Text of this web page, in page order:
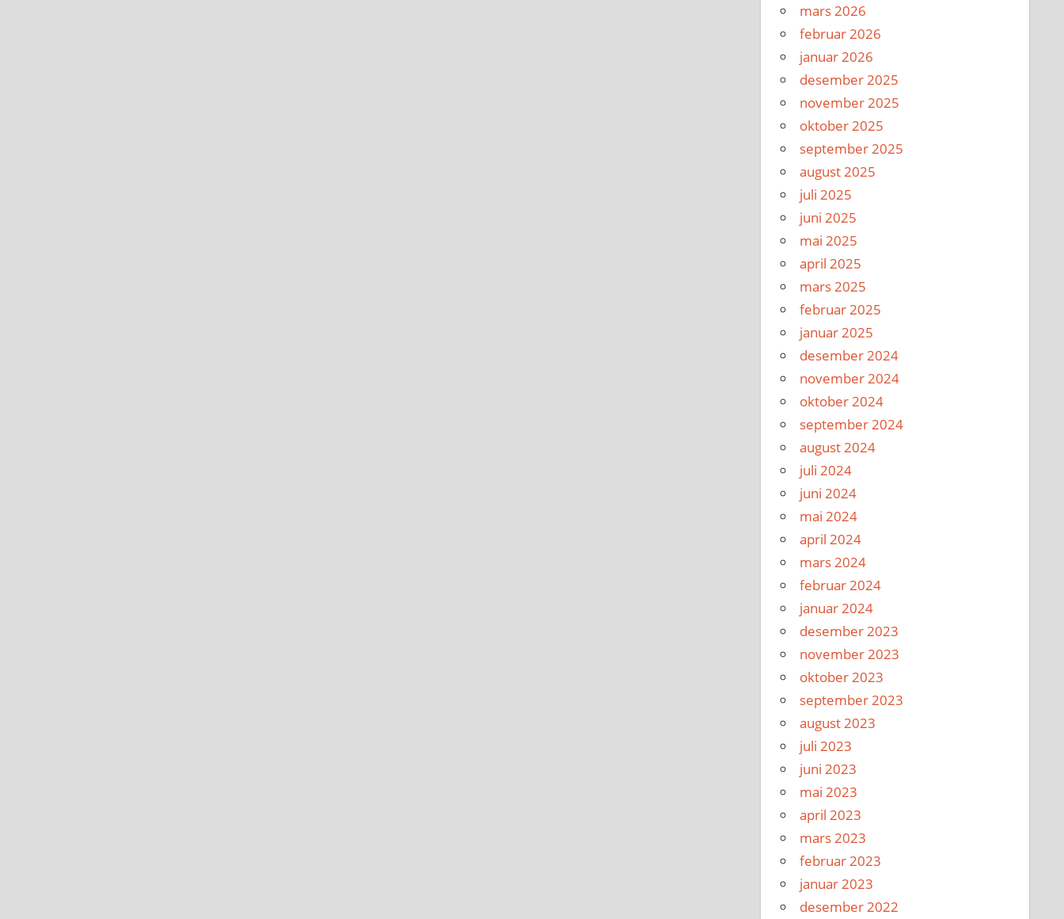
mars 2026
februar 2026
januar 2026
desember 2025
november 2025
oktober 2025
september 2025
august 2025
juli 2025
juni 2025
mai 2025
april 2025
mars 2025
februar 2025
januar 2025
desember 2024
november 2024
oktober 2024
september 2024
august 2024
juli 2024
juni 2024
mai 2024
april 2024
mars 2024
februar 2024
januar 2024
desember 2023
november 2023
oktober 2023
september 2023
august 2023
juli 2023
juni 2023
mai 2023
april 2023
mars 2023
februar 2023
januar 2023
desember 2022